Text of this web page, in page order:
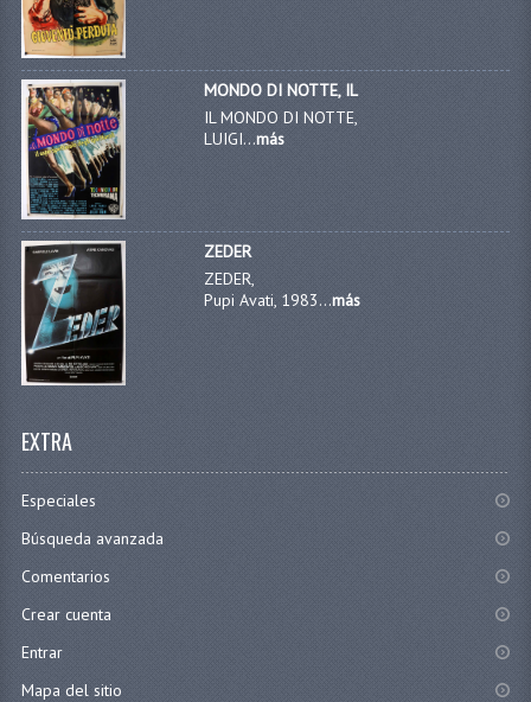
MONDO DI NOTTE, IL
IL MONDO DI NOTTE,
LUIGI...más
ZEDER
ZEDER,
Pupi Avati, 1983...más
EXTRA
Especiales
Búsqueda avanzada
Comentarios
Crear cuenta
Entrar
Mapa del sitio